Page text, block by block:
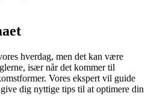
hverdag, men det kan være
især når det kommer til
Vores ekspert vil guide
dig nyttige tips til at optimere din